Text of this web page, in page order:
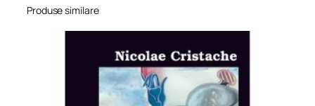
Produse similare